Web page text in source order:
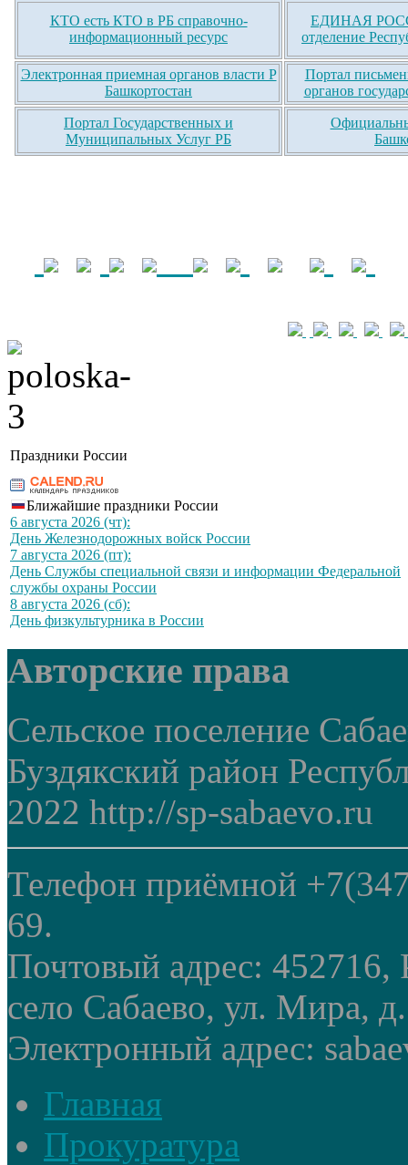
КТО есть КТО в РБ справочно-
информационный ресурс
ЕДИНАЯ
отделение
Электронная приемная органов власти Р
Башкортостан
Портал
органов
Портал Государственных и
Муниципальных Услуг РБ
Праздники России
Ближайшие праздники России
6 августа 2026 (чт):
День Железнодорожных войск России
7 августа 2026 (пт):
День Службы специальной связи и информации Федеральной
службы охраны России
8 августа 2026 (сб):
День физкультурника в России
Авторские права
Сельское поселение
Буздякский район
2022 http://sp-sabaevo.ru
Телефон приёмной
69.
Почтовый адрес: 452716,
село Сабаево, ул. Мира,
Электронный адрес:
Главная
Прокуратура